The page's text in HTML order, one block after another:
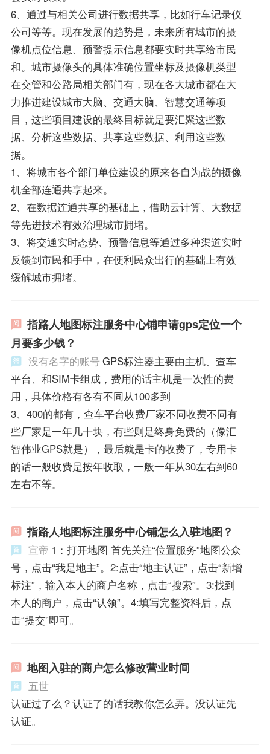
6、通过与相关公司进行数据共享，比如行车记录仪
公司等等。现在发展的趋势是，未来所有城市的摄
像机点位信息、预警提示信息都要实时共享给市民
和。城市摄像头的具体准确位置坐标及摄像机类型
在交管和公路局相关部门有，现在各大城市都在大
力推进建设城市大脑、交通大脑、智慧交通等项
目，这些项目建设的最终目标就是要汇聚这些数
据、分析这些数据、共享这些数据、利用这些数
据。
1、将城市各个部门单位建设的原来各自为战的摄像
机全部连通共享起来。
2、在数据连通共享的基础上，借助云计算、大数据
等先进技术有效治理城市拥堵。
3、将交通实时态势、预警信息等通过多种渠道实时
反馈到市民和手中，在便利民众出行的基础上有效
缓解城市拥堵。
指路人地图标注服务中心铺申请gps定位一个
月要多少钱？
没有名字的账号GPS标注器主要由主机、查车
平台、和SIM卡组成，费用的话主机是一次性的费
用，具体价格有各有不同从100多到
3、400的都有，查车平台收费厂家不同收费不同有
些厂家是一年几十块，有些则是终身免费的（像汇
智伟业GPS就是），最后就是卡的收费了，专用卡
的话一般收费是按年收取，一般一年从30左右到60
左右不等。
指路人地图标注服务中心铺怎么入驻地图？
宣帝 1：打开地图 首先关注“位置服务”地图公众
号，点击“我是地主”。2:点击“地主认证”，点击“新增
标注”，输入本人的商户名称，点击“搜索”。3:找到
本人的商户，点击“认领”。4:填写完整资料后，点
击“提交”即可。
地图入驻的商户怎么修改营业时间
五世
认证过了么？认证了的话我教你怎么弄。没认证先
认证。